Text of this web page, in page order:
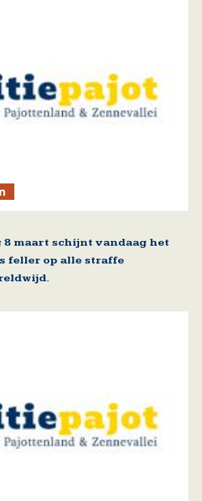
8 maart schijnt vandaag het
feller op alle straffe